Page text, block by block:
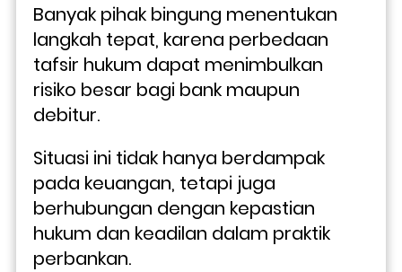
Banyak pihak bingung menentukan
langkah tepat, karena perbedaan
tafsir hukum dapat menimbulkan
risiko besar bagi bank maupun
debitur.
Situasi ini tidak hanya berdampak
pada keuangan, tetapi juga
berhubungan dengan kepastian
hukum dan keadilan dalam praktik
perbankan.